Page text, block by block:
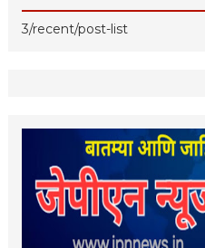
3/recent/post-list